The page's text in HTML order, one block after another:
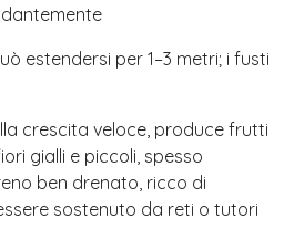
estendersi per 1–3 metri; i fusti
crescita veloce, produce frutti
gialli e piccoli, spesso
ben drenato, ricco di
sostenuto da reti o tutori